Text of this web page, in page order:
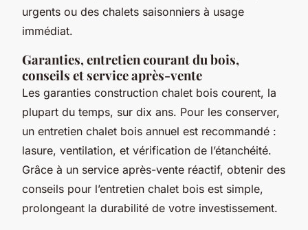
urgents ou des chalets saisonniers à usage
immédiat.
Garanties, entretien courant du bois,
conseils et service après-vente
Les garanties construction chalet bois courent, la
plupart du temps, sur dix ans. Pour les conserver,
un entretien chalet bois annuel est recommandé :
lasure, ventilation, et vérification de l’étanchéité.
Grâce à un service après-vente réactif, obtenir des
conseils pour l’entretien chalet bois est simple,
prolongeant la durabilité de votre investissement.